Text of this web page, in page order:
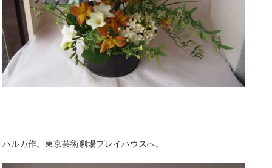
ハルカ作。東京芸術劇場プレイハウスへ。